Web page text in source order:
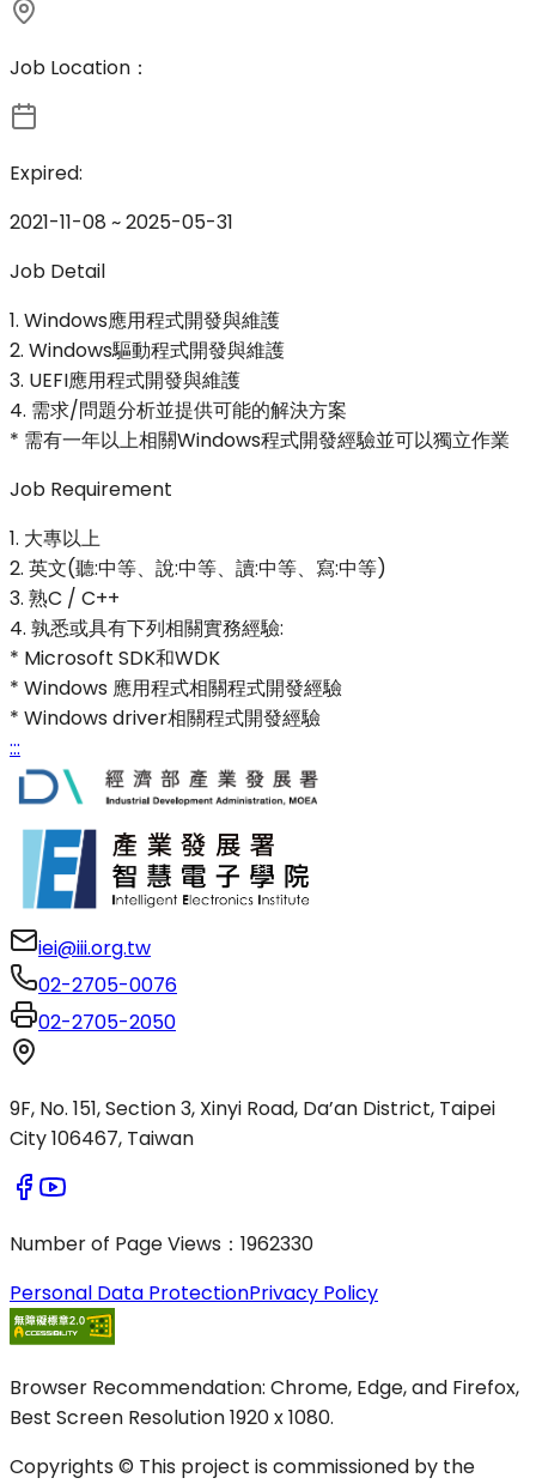
Job Location：
Expired:
2021-11-08 ~ 2025-05-31
Job Detail
1. Windows應用程式開發與維護
2. Windows驅動程式開發與維護
3. UEFI應用程式開發與維護
4. 需求/問題分析並提供可能的解決方案
* 需有一年以上相關Windows程式開發經驗並可以獨立作業
Job Requirement
1. 大專以上
2. 英文(聽:中等、說:中等、讀:中等、寫:中等)
3. 熟C / C++
4. 孰悉或具有下列相關實務經驗:
* Microsoft SDK和WDK
* Windows 應用程式相關程式開發經驗
* Windows driver相關程式開發經驗
:::
iei@iii.org.tw
02-2705-0076
02-2705-2050
9F, No. 151, Section 3, Xinyi Road, Da’an District, Taipei
City 106467, Taiwan
Number of Page Views ： 1962330
Personal Data ProtectionPrivacy Policy
Browser Recommendation: Chrome, Edge, and Firefox,
Best Screen Resolution 1920 x 1080.
Copyrights © This project is commissioned by the